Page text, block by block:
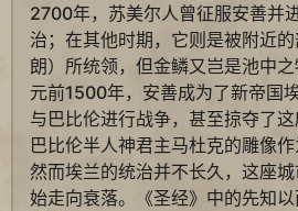
2700年，苏美尔人曾征服安善并
治；在其他时期，它则是被附近
朗）所统领，但金鳞又岂是池中
元前1500年，安善成为了新帝国
与巴比伦进行战争，甚至掠夺了
巴比伦半人神君主马杜克的雕像作
然而埃兰的统治并不长久，这座
始走向衰落。《圣经》中的先知